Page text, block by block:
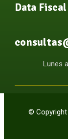
Data Fiscal
Lunes
©